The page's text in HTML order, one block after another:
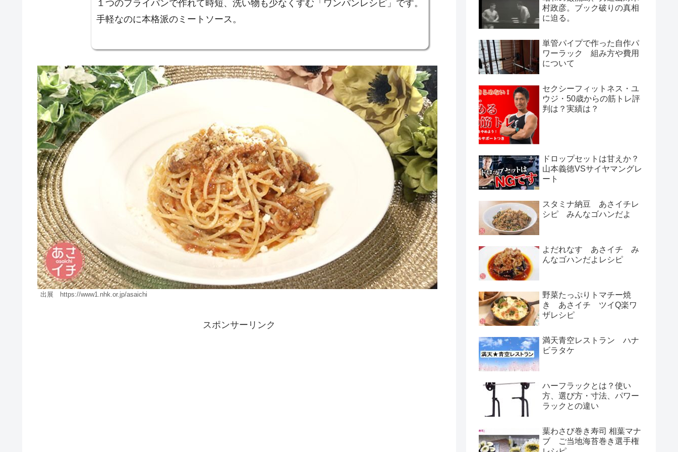
１つのフライパンで作れて時短、洗い物も少なくすむ「ワンパンレシピ」です。
手軽なのに本格派のミートソース。
出展 https://www1.nhk.or.jp/asaichi
スポンサーリンク
村政彦。ブック破りの真相
に迫る。
単管パイプで作った自作パ
ワーラック 組み方や費用
について
セクシーフィットネス・ユ
ウジ・50歳からの筋トレ評
判は？実績は？
ドロップセットは甘えか？
山本義徳VSサイヤマングレ
ート
スタミナ納豆 あさイチレ
シピ みんなゴハンだよ
よだれなす あさイチ み
んなゴハンだよレシピ
野菜たっぷりトマチー焼
き あさイチ ツイQ楽ワ
ザレシピ
満天青空レストラン ハナ
ビラタケ
ハーフラックとは？使い
方、選び方・寸法、パワー
ラックとの違い
葉わさび巻き寿司 相葉マナ
ブ ご当地海苔巻き選手権